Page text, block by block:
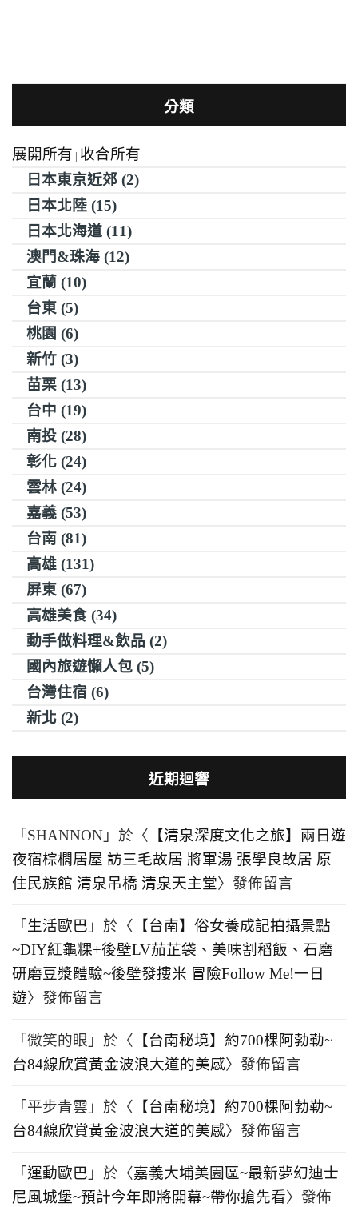
分類
展開所有 | 收合所有
日本東京近郊 (2)
日本北陸 (15)
日本北海道 (11)
澳門&珠海 (12)
宜蘭 (10)
台東 (5)
桃園 (6)
新竹 (3)
苗栗 (13)
台中 (19)
南投 (28)
彰化 (24)
雲林 (24)
嘉義 (53)
台南 (81)
高雄 (131)
屏東 (67)
高雄美食 (34)
動手做料理&飲品 (2)
國內旅遊懶人包 (5)
台灣住宿 (6)
新北 (2)
近期迴響
「 SHANNON 」於〈 【清泉深度文化之旅】兩日遊
夜宿棕櫚居屋 訪三毛故居 將軍湯 張學良故居 原
住民族館 清泉吊橋 清泉天主堂〉發佈留言
「 生活歐巴 」於〈 【台南】俗女養成記拍攝景點
~DIY紅龜粿+後壁LV茄芷袋、美味割稻飯、石磨
研磨豆漿體驗~後壁發摟米 冒險Follow Me!一日
遊〉發佈留言
「 微笑的眼 」於〈 【台南秘境】約700棵阿勃勒~
台84線欣賞黃金波浪大道的美感〉發佈留言
「 平步青雲 」於〈 【台南秘境】約700棵阿勃勒~
台84線欣賞黃金波浪大道的美感〉發佈留言
「 運動歐巴 」於〈嘉義大埔美園區~最新夢幻迪士
尼風城堡~預計今年即將開幕~帶你搶先看〉發佈